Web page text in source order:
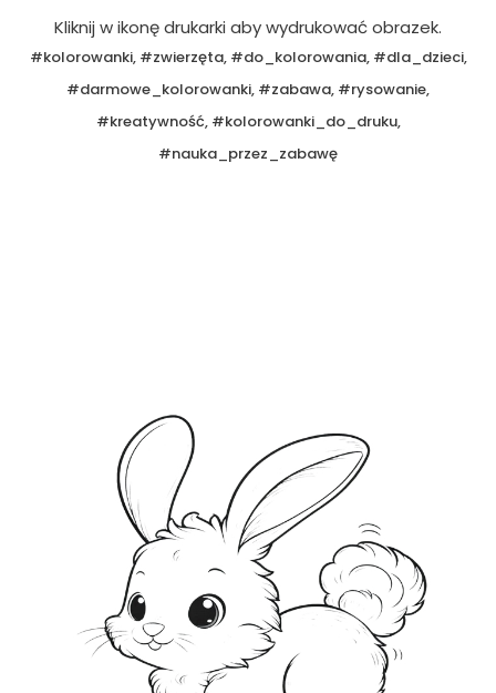
Kliknij w ikonę drukarki aby wydrukować obrazek.
#kolorowanki, #zwierzęta, #do_kolorowania, #dla_dzieci,
#darmowe_kolorowanki, #zabawa, #rysowanie,
#kreatywność, #kolorowanki_do_druku,
#nauka_przez_zabawę